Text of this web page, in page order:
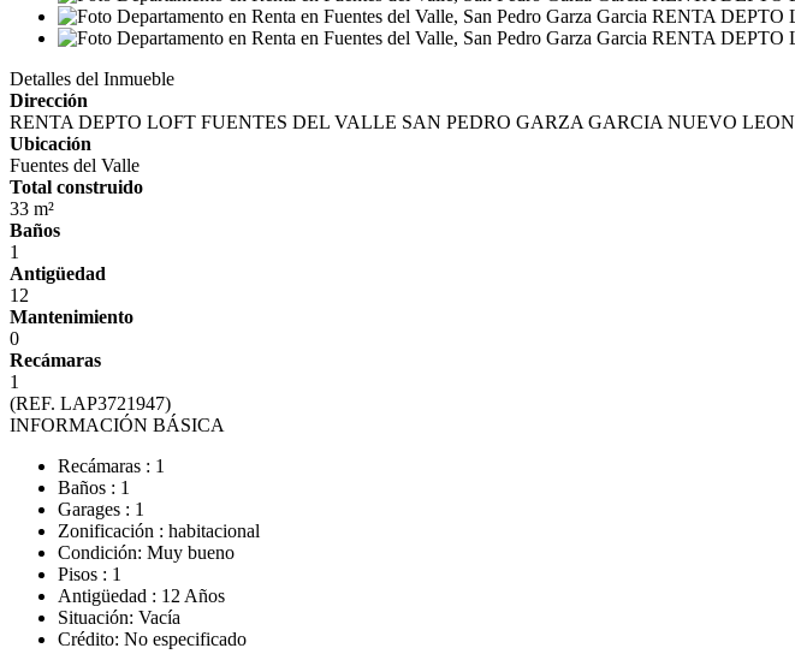
Detalles del Inmueble
Dirección
RENTA DEPTO LOFT FUENTES DEL VALLE SAN PEDRO GARZA GARCIA NUEVO LEON
Ubicación
Fuentes del Valle
Total construido
33 m²
Baños
1
Antigüedad
12
Mantenimiento
0
Recámaras
1
(REF. LAP3721947)
INFORMACIÓN BÁSICA
Recámaras : 1
Baños : 1
Garages : 1
Zonificación : habitacional
Condición: Muy bueno
Pisos : 1
Antigüedad : 12 Años
Situación: Vacía
Crédito: No especificado